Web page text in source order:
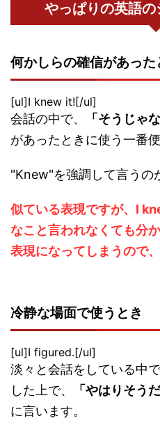
やっぱりの英語
何かしらの確信があった
[ul]I knew it![/ul]
会話の中で、 「そうじゃ
があったときに使う一番
"Knew"を強調して言うの
似ている表現ですが、I
なこと言われなくても分
表現になってしまうので
冷静な場面で使うとき
[ul]I figured.[/ul]
淡々と会話をしている中
した上で、
「やはりそう
に言います。